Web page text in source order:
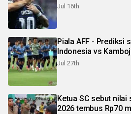
Jul 16th
Piala AFF - Prediksi
Indonesia vs
Jul 27th
Ketua SC sebut
2026 tembus Rp70